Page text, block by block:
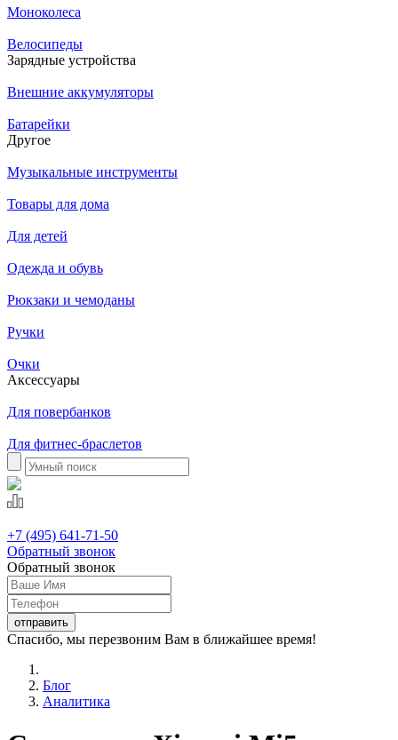
Моноколеса
Велосипеды
Зарядные устройства
Внешние аккумуляторы
Батарейки
Другое
Музыкальные инструменты
Товары для дома
Для детей
Одежда и обувь
Рюкзаки и чемоданы
Ручки
Очки
Аксессуары
Для повербанков
Для фитнес-браслетов
+7 (495) 641-71-50
Обратный звонок
Обратный звонок
Спасибо, мы перезвоним Вам в ближайшее время!
Блог
Аналитика